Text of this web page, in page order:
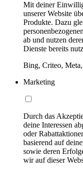
Mit deiner
unserer Website
Produkte. Dazu
ab und nutzen
Dienste bereits
Bing, Criteo,
Marketing
Durch das
deine Interessen
oder
basierend auf
sowie deren
wir auf dieser